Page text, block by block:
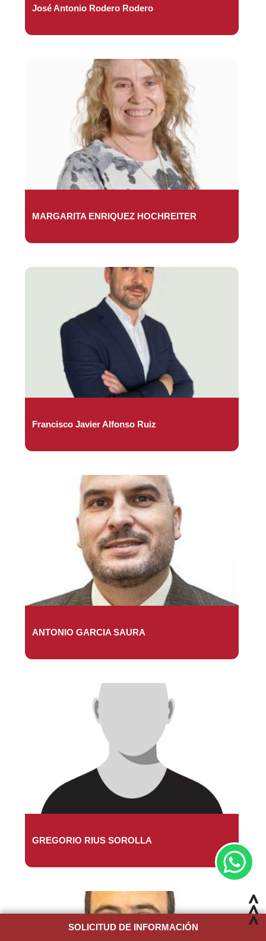
José Antonio Rodero Rodero
MARGARITA ENRIQUEZ HOCHREITER
Francisco Javier Alfonso Ruiz
ANTONIO GARCIA SAURA
GREGORIO RIUS SOROLLA
SOLICITUD DE INFORMACIÓN